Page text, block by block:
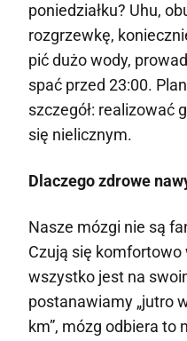
poniedziałku? Uhu,
rozgrzewkę,
pić dużo wody,
spać przed 23:00.
szczegół: realizować
się nielicznym.
Dlaczego zdrowe
Nasze mózgi nie są
Czują się komfortowo
wszystko jest na
postanawiamy „jutro
km”, mózg odbiera to